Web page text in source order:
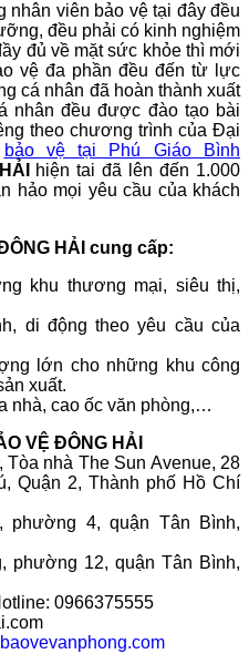
nhân viên bảo vệ tại đây đều
đều phải có kinh nghiệm
đủ về mặt sức khỏe thì mới
vệ đa phần đều đến từ lực
cá nhân đã hoàn thành xuất
nhân đều được đào tạo bài
theo chương trình của Đại
bảo vệtại Phú Giáo Bình
hiện tai đã lên đến 1.000
hảo mọi yêu cầu của khách
HẢI cung cấp:
khu thương mại, siêu thị,
di động theo yêu cầu của
lớn cho những khu công
xuất.
nhà, cao ốc văn phòng,…
VỆ ĐÔNG HẢI
nhà The Sun Avenue, 28
Quận 2, Thành phố Hồ Chí
phường 4, quận Tân Bình,
12, quận Tân Bình,
0966375555
baovevanphong.com